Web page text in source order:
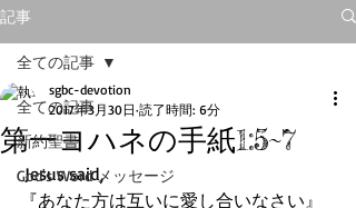
記事
全ての記事
新約聖書
God's Word メッセージ
全ての記事
第一ヨハネの手紙1:5~7
sgbc-devotion
2017年3月30日 読了時間: 6分
Jesus said,
『あなた方は互いに愛し合いなさい』